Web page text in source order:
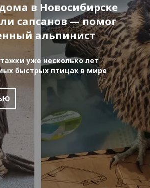
в Новосибирске
сапсанов — помог
альпинист
уже несколько лет
быстрых птицах в мире